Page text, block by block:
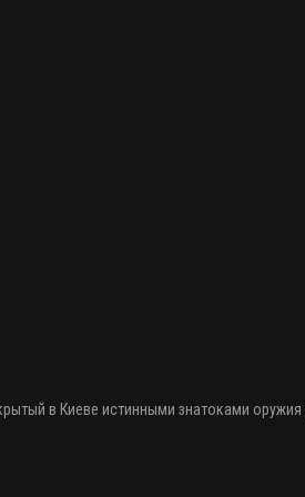
в Киеве истинными знатоками оружия